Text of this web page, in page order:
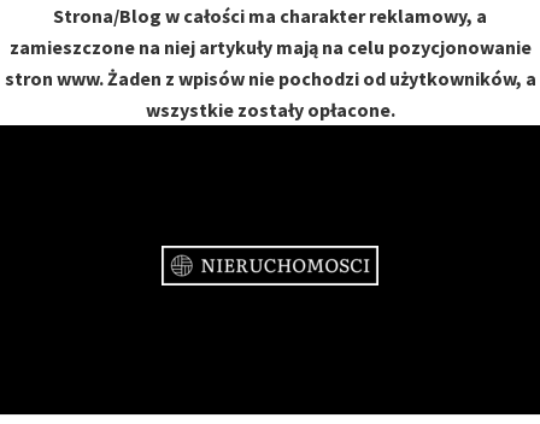
Strona/Blog w całości ma charakter reklamowy, a
zamieszczone na niej artykuły mają na celu pozycjonowanie
stron www. Żaden z wpisów nie pochodzi od użytkowników, a
wszystkie zostały opłacone.